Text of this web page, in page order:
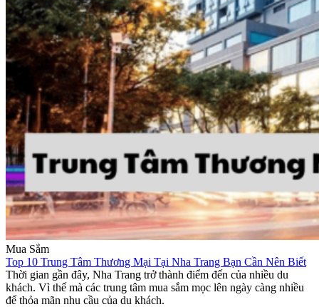
Mua Sắm
Top 10 Trung Tâm Thương Mại Tại Nha Trang Bạn Cần Nên Biết
Thời gian gần đây, Nha Trang trở thành điểm đến của nhiều du
khách. Vì thế mà các trung tâm mua sắm mọc lên ngày càng nhiều
để thỏa mãn nhu cầu của du khách.